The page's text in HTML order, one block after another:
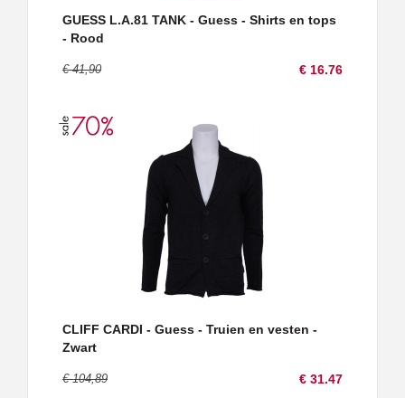
GUESS L.A.81 TANK - Guess - Shirts en tops
- Rood
€ 41,90 € 16.76
CLIFF CARDI - Guess - Truien en vesten -
Zwart
€ 104,89 € 31.47